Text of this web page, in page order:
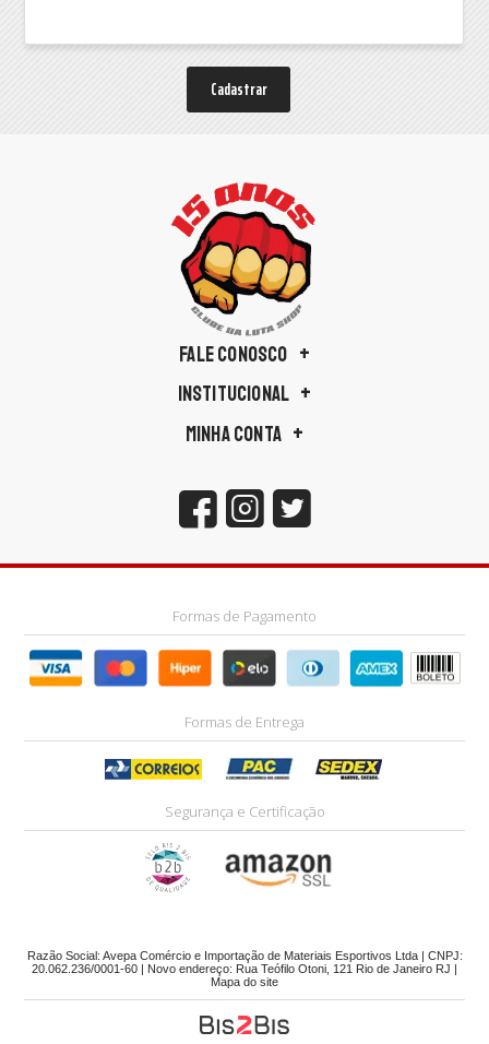
Cadastrar
FALE CONOSCO
INSTITUCIONAL
MINHA CONTA
Formas de Pagamento
Formas de Entrega
Segurança e Certificação
Razão Social: Avepa Comércio e Importação de Materiais Esportivos Ltda | CNPJ:
20.062.236/0001-60 | Novo endereço: Rua Teófilo Otoni, 121 Rio de Janeiro RJ |
Mapa do site